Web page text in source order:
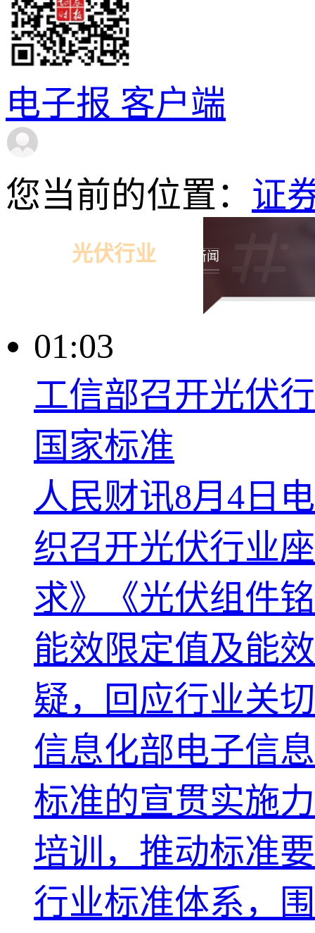
电子报 客户端
您当前的位置： 证
光伏行业 相关新闻
01:03
工信部召开光伏
国家标准
人民财讯8月4日
织召开光伏行业
求》《光伏组件
能效限定值及能
疑，回应行业关
信息化部电子信
标准的宣贯实施
培训，推动标准
行业标准体系，